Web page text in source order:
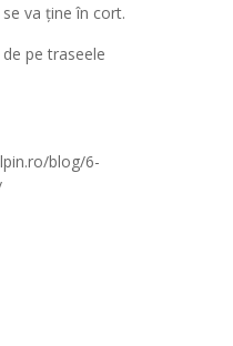
va ține în cort.
pe traseele
blog/6-